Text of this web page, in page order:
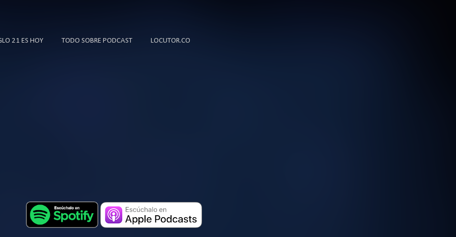
21 ES HOY TODO SOBRE PODCAST LOCUTOR.CO